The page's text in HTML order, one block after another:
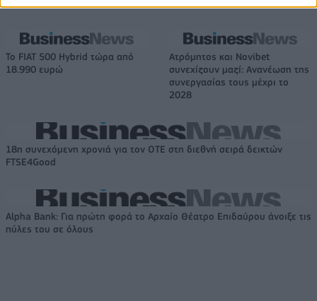
Το FIAT 500 Hybrid τώρα από
18.990 ευρώ
Ατρόμητος και Novibet
συνεχίζουν μαζί: Ανανέωση της
συνεργασίας τους μέχρι το
2028
18η συνεχόμενη χρονιά για τον ΟΤΕ στη διεθνή σειρά δεικτών
FTSE4Good
Alpha Bank: Για πρώτη φορά το Αρχαίο Θέατρο Επιδαύρου άνοιξε τις
πύλες του σε όλους